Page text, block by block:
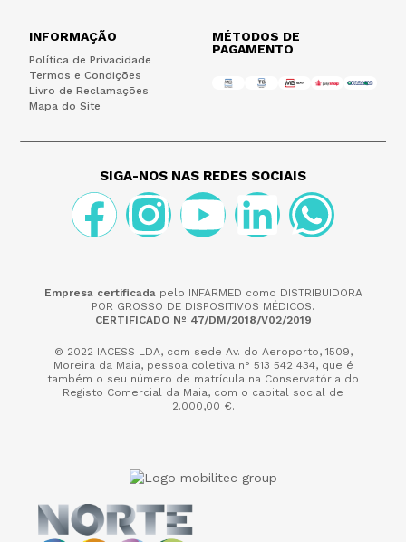
INFORMAÇÃO
Política de Privacidade
Termos e Condições
Livro de Reclamações
Mapa do Site
MÉTODOS DE
PAGAMENTO
SIGA-NOS NAS REDES SOCIAIS
Empresa certificadapelo INFARMED como DISTRIBUIDORA
POR GROSSO DE DISPOSITIVOS MÉDICOS.
CERTIFICADO Nº 47/DM/2018/V02/2019
© 2022 IACESS LDA, com sede Av. do Aeroporto, 1509,
Moreira da Maia, pessoa coletiva n° 513 542 434, que é
também o seu número de matrícula na Conservatória do
Registo Comercial da Maia, com o capital social de
2.000,00 €.